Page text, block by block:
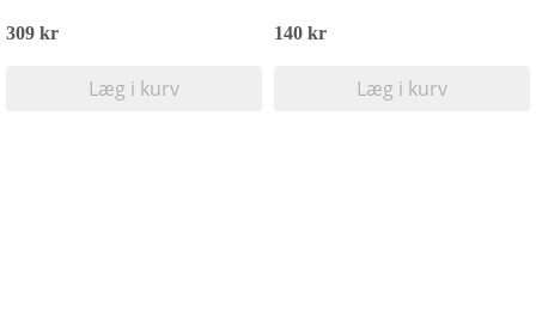
309 kr
Læg i kurv
140 kr
Læg i kurv